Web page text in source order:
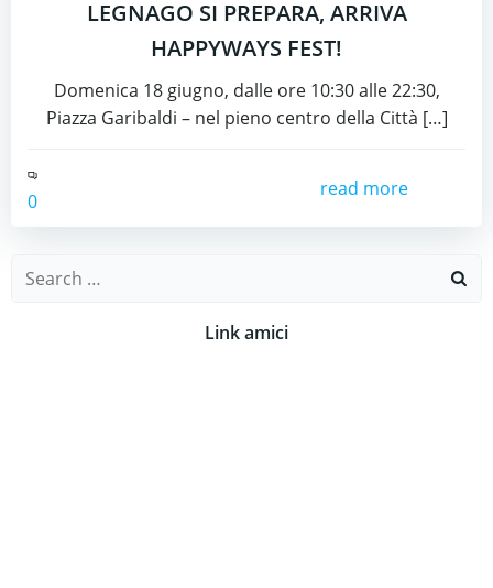
LEGNAGO SI PREPARA, ARRIVA
HAPPYWAYS FEST!
Domenica 18 giugno, dalle ore 10:30 alle 22:30,
Piazza Garibaldi – nel pieno centro della Città […]
0
read more
Search
Link amici